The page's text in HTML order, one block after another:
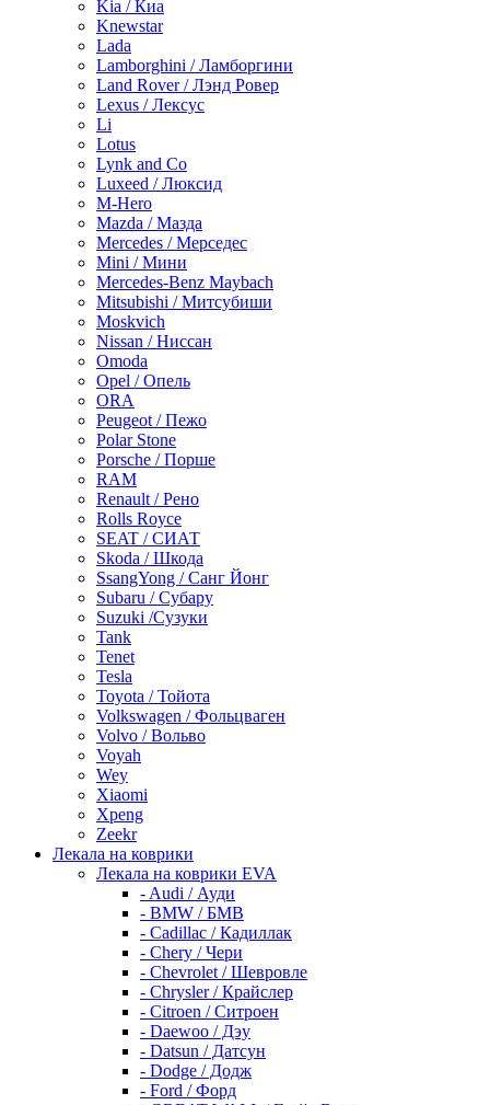
Kia / Киа
Knewstar
Lada
Lamborghini / Ламборгини
Land Rover / Лэнд Ровер
Lexus / Лексус
Li
Lotus
Lynk and Co
Luxeed / Люксид
M-Hero
Mazda / Мазда
Mercedes / Мерседес
Mini / Мини
Mercedes-Benz Maybach
Mitsubishi / Митсубиши
Moskvich
Nissan / Ниссан
Omoda
Opel / Опель
ORA
Peugeot / Пежо
Polar Stone
Porsche / Порше
RAM
Renault / Рено
Rolls Royce
SEAT / СИАТ
Skoda / Шкода
SsangYong / Санг Йонг
Subaru / Субару
Suzuki /Сузуки
Tank
Tenet
Tesla
Toyota / Тойота
Volkswagen / Фольцваген
Volvo / Вольво
Voyah
Wey
Xiaomi
Xpeng
Zeekr
Лекала на коврики
Лекала на коврики EVA
- Audi / Ауди
- BMW / БМВ
- Cadillac / Кадиллак
- Chery / Чери
- Chevrolet / Шевровле
- Chrysler / Крайслер
- Citroen / Ситроен
- Daewoo / Дэу
- Datsun / Датсун
- Dodge / Додж
- Ford / Форд